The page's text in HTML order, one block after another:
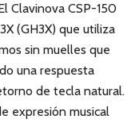
Clavinova CSP-150
(GH3X) que utiliza
sin muelles que
una respuesta
de tecla natural.
expresión musical